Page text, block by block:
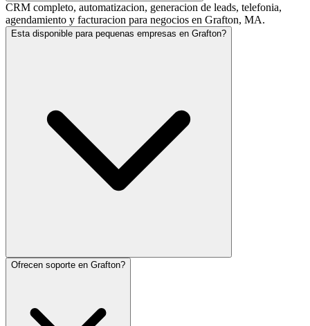
CRM completo, automatizacion, generacion de leads, telefonia,
agendamiento y facturacion para negocios en Grafton, MA.
Esta disponible para pequenas empresas en Grafton?
Ofrecen soporte en Grafton?